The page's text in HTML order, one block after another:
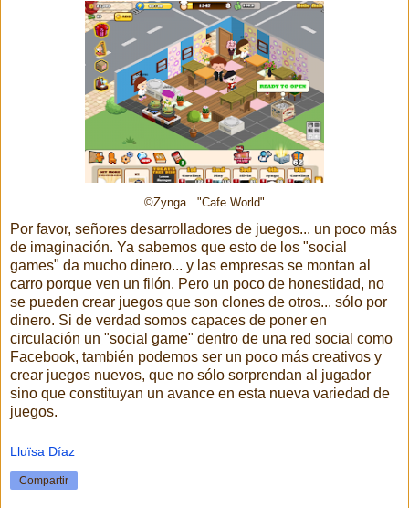
©Zynga "Cafe World"
Por favor, señores desarrolladores de juegos... un poco más
de imaginación. Ya sabemos que esto de los "social
games" da mucho dinero... y las empresas se montan al
carro porque ven un filón. Pero un poco de honestidad, no
se pueden crear juegos que son clones de otros... sólo por
dinero. Si de verdad somos capaces de poner en
circulación un "social game" dentro de una red social como
Facebook, también podemos ser un poco más creativos y
crear juegos nuevos, que no sólo sorprendan al jugador
sino que constituyan un avance en esta nueva variedad de
juegos.
Lluïsa Díaz
Compartir